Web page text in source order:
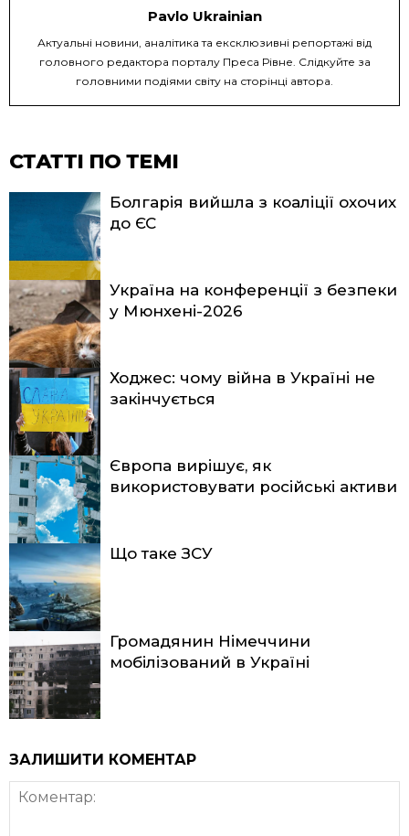
Pavlo Ukrainian
Актуальні новини, аналітика та ексклюзивні репортажі від
головного редактора порталу Преса Рівне. Слідкуйте за
головними подіями світу на сторінці автора.
СТАТТІ ПО ТЕМІ
Болгарія вийшла з коаліції охочих
до ЄС
Україна на конференції з безпеки
у Мюнхені-2026
Ходжес: чому війна в Україні не
закінчується
Європа вирішує, як
використовувати російські активи
Що таке ЗСУ
Громадянин Німеччини
мобілізований в Україні
ЗАЛИШИТИ КОМЕНТАР